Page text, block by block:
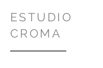
ESTUDIO
CROMA